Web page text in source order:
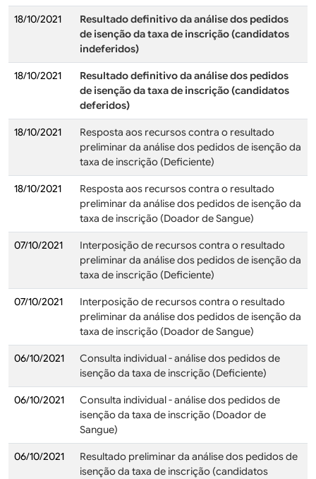
18/10/2021
Resultado definitivo da análise dos pedidos
de isenção da taxa de inscrição (candidatos
indeferidos)
18/10/2021
Resultado definitivo da análise dos pedidos
de isenção da taxa de inscrição (candidatos
deferidos)
18/10/2021
Resposta aos recursos contra o resultado
preliminar da análise dos pedidos de isenção da
taxa de inscrição (Deficiente)
18/10/2021
Resposta aos recursos contra o resultado
preliminar da análise dos pedidos de isenção da
taxa de inscrição (Doador de Sangue)
07/10/2021
Interposição de recursos contra o resultado
preliminar da análise dos pedidos de isenção da
taxa de inscrição (Deficiente)
07/10/2021
Interposição de recursos contra o resultado
preliminar da análise dos pedidos de isenção da
taxa de inscrição (Doador de Sangue)
06/10/2021
Consulta individual - análise dos pedidos de
isenção da taxa de inscrição (Deficiente)
06/10/2021
Consulta individual - análise dos pedidos de
isenção da taxa de inscrição (Doador de
Sangue)
06/10/2021
Resultado preliminar da análise dos pedidos de
isenção da taxa de inscrição (candidatos